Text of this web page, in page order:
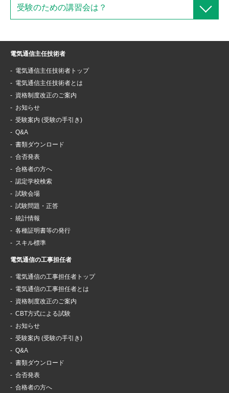
受験のための講習会は？
電気通信主任技術者
電気通信主任技術者トップ
電気通信主任技術者とは
資格制度改正のご案内
お知らせ
受験案内 (受験の手引き)
Q&A
書類ダウンロード
合否発表
合格者の方へ
認定学校検索
試験会場
試験問題・正答
統計情報
各種証明書等の発行
スキル標準
電気通信の工事担任者
電気通信の工事担任者トップ
電気通信の工事担任者とは
資格制度改正のご案内
CBT方式による試験
お知らせ
受験案内 (受験の手引き)
Q&A
書類ダウンロード
合否発表
合格者の方へ